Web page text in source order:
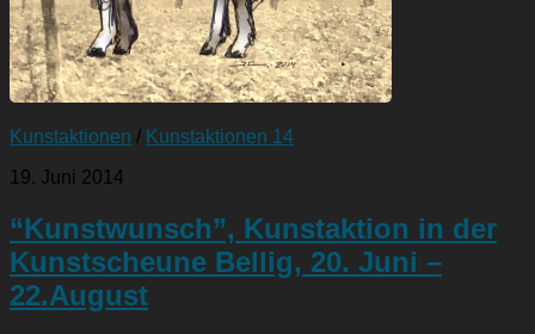
Kunstaktionen / Kunstaktionen 14
19. Juni 2014
“Kunstwunsch”, Kunstaktion in der
Kunstscheune Bellig, 20. Juni –
22.August